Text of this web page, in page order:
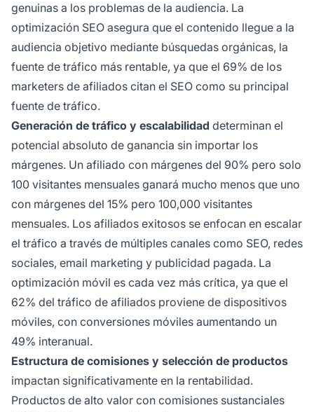
genuinas a los problemas de la audiencia. La
optimización SEO asegura que el contenido llegue a la
audiencia objetivo mediante búsquedas orgánicas, la
fuente de tráfico más rentable, ya que el 69% de los
marketers de afiliados citan el SEO como su principal
fuente de tráfico.
Generación de tráfico y escalabilidad determinan el
potencial absoluto de ganancia sin importar los
márgenes. Un afiliado con márgenes del 90% pero solo
100 visitantes mensuales ganará mucho menos que uno
con márgenes del 15% pero 100,000 visitantes
mensuales. Los afiliados exitosos se enfocan en escalar
el tráfico a través de múltiples canales como SEO, redes
sociales, email marketing y publicidad pagada. La
optimización móvil es cada vez más crítica, ya que el
62% del tráfico de afiliados proviene de dispositivos
móviles, con conversiones móviles aumentando un
49% interanual.
Estructura de comisiones y selección de productos
impactan significativamente en la rentabilidad.
Productos de alto valor con comisiones sustanciales